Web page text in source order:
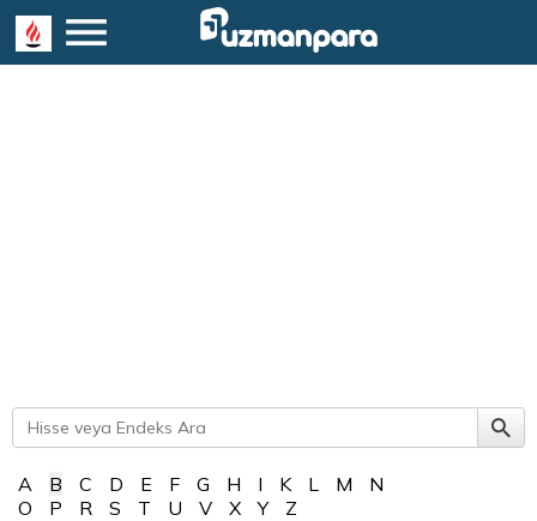
A B C D E F G H I K L M
N
O
P R S T U V X Y Z